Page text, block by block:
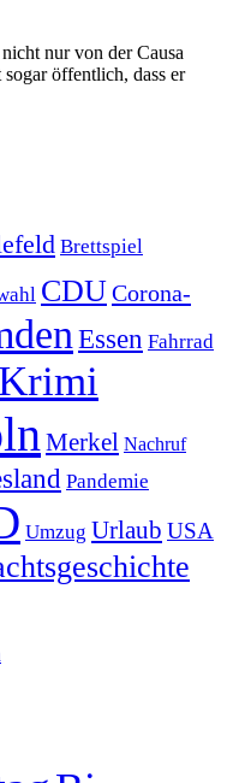
nur von der Causa
öffentlich, dass er
Brettspiel
CDUCorona-
Essen Fahrrad
Krimi
Merkel Nachruf
Pandemie
Umzug Urlaub USA